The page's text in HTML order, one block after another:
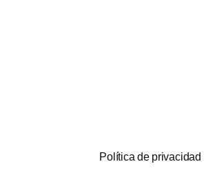
Política de privacidad